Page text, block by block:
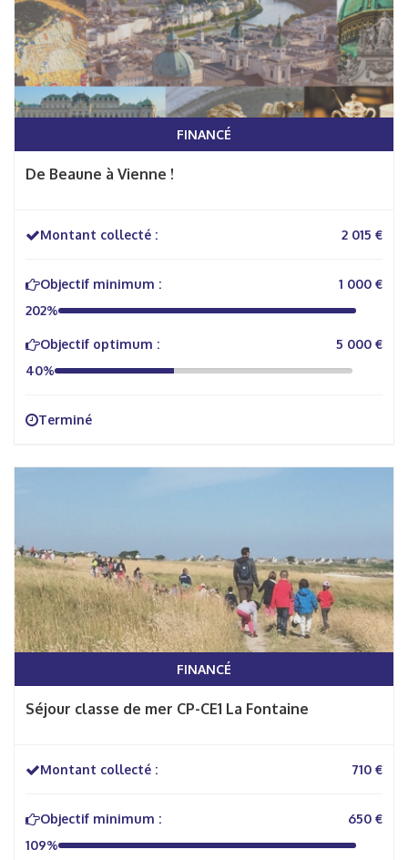
FINANCÉ
De Beaune à Vienne !
Montant collecté : 2 015 €
Objectif minimum :
1 000 €
202%
Objectif optimum :
5 000 €
40%
Terminé
FINANCÉ
Séjour classe de mer CP-CE1 La Fontaine
Montant collecté : 710 €
Objectif minimum :
650 €
109%